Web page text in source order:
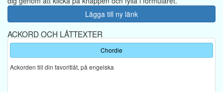
Lägga till ny länk
ACKORD OCH LÅTTEXTER
Chordie
Ackorden till din favoritlåt, på engelska